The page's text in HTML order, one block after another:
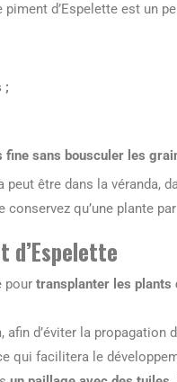
piment d’Espelette est un
;
fine sans bousculer les
peut être dans la véranda,
qu’une plante
d’Espelette
pour transplanter les plants
d’éviter la propagation
qui facilitera le